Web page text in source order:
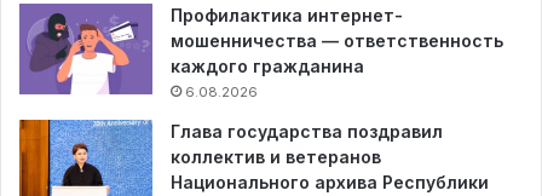
Профилактика интернет-
мошенничества — ответственность
каждого гражданина
6.08.2026
Глава государства поздравил
коллектив и ветеранов
Национального архива Республики